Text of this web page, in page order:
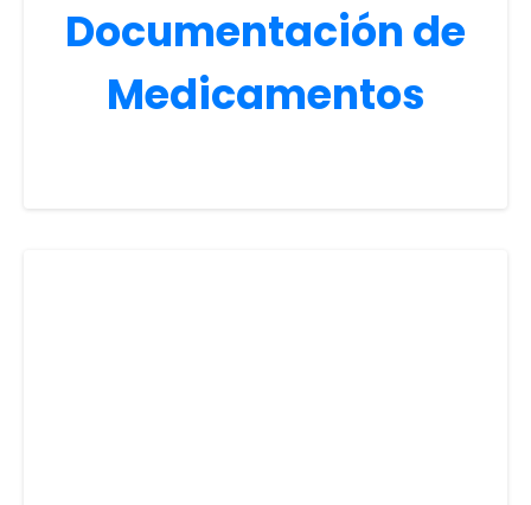
Documentación de
Medicamentos